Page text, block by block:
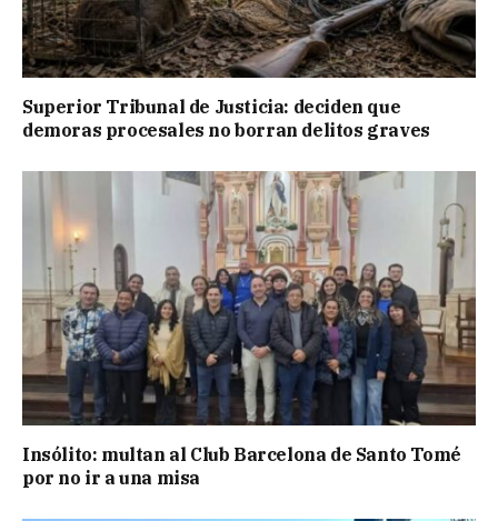
Superior Tribunal de Justicia: deciden que
demoras procesales no borran delitos graves
Insólito: multan al Club Barcelona de Santo Tomé
por no ir a una misa